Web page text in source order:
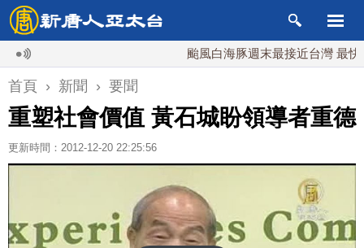
颱風白海豚週末最接近台灣 最快9日可
首頁 › 新聞 › 要聞
重塑社會價值 黃石城盼領導者重德
更新時間：2012-12-20 22:25:56